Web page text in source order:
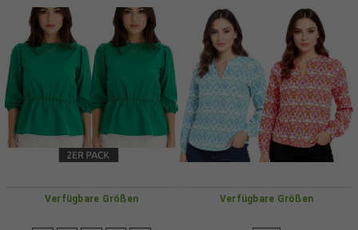
Verfügbare Größen Verfügbare Größen